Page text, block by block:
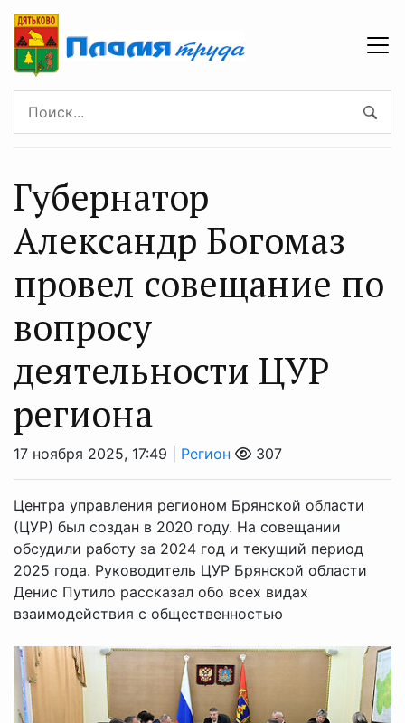
Губернатор
Александр Богомаз
провел совещание по
вопросу
деятельности ЦУР
региона
17 ноября 2025, 17:49 | Регион 307
Центра управления регионом Брянской области
(ЦУР) был создан в 2020 году. На совещании
обсудили работу за 2024 год и текущий период
2025 года. Руководитель ЦУР Брянской области
Денис Путило рассказал обо всех видах
взаимодействия с общественностью